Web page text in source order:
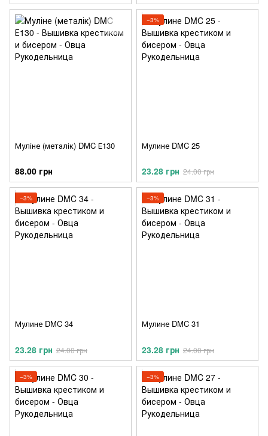
Муліне (металік) DMC Е130
88.00 грн
−3%
Мулине DMC 25
23.28 грн 24.00 грн
−3%
Мулине DMC 34
23.28 грн 24.00 грн
−3%
Мулине DMC 31
23.28 грн 24.00 грн
−3% −3%